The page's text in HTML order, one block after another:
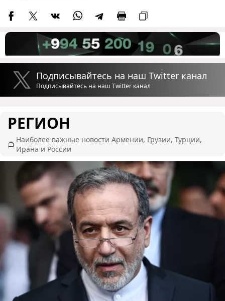
Подписывайтесь на наш Twitter канал
Подписывайтесь на наш Twitter канал
РЕГИОН
Наиболее важные новости Армении, Грузии, Турции,
Ирана и России